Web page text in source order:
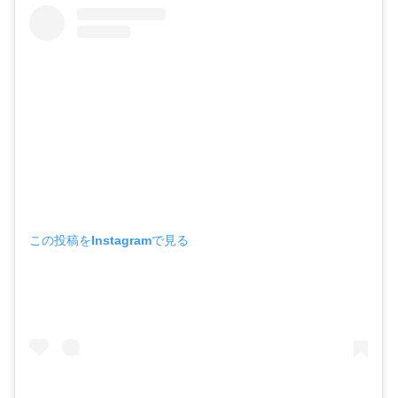
この投稿をInstagramで見る